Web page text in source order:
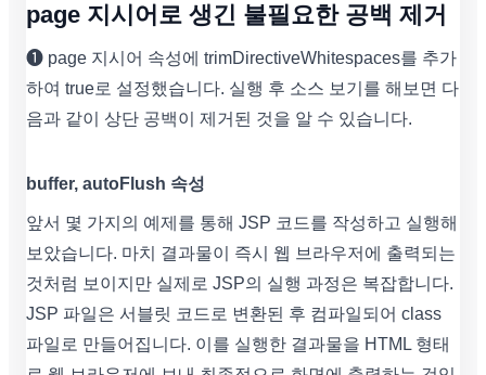
page 지시어로 생긴 불필요한 공백 제거
❶ page 지시어 속성에 trimDirectiveWhitespaces를 추가
하여 true로 설정했습니다. 실행 후 소스 보기를 해보면 다
음과 같이 상단 공백이 제거된 것을 알 수 있습니다.
buffer, autoFlush 속성
앞서 몇 가지의 예제를 통해 JSP 코드를 작성하고 실행해
보았습니다. 마치 결과물이 즉시 웹 브라우저에 출력되는
것처럼 보이지만 실제로 JSP의 실행 과정은 복잡합니다.
JSP 파일은 서블릿 코드로 변환된 후 컴파일되어 class
파일로 만들어집니다. 이를 실행한 결과물을 HTML 형태